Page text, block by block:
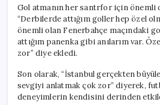
Gol atmanın her santrfor için önemli
“Derbilerde attığım goller hep özel
önemli olan Fenerbahçe maçındaki
attığım panenka gibi anılarım var.
zor” diye ekledi.
Son olarak, “İstanbul gerçekten
sevgiyi anlatmak çok zor” diyerek,
deneyimlerin kendisini derinden